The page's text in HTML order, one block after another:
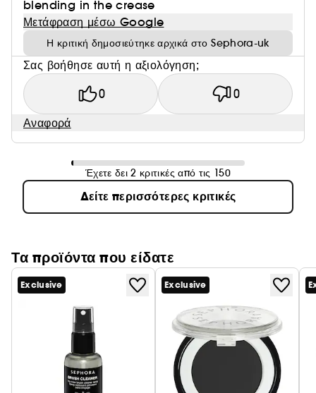
blending in the crease
Μετάφραση μέσω Google
Η κριτική δημοσιεύτηκε αρχικά στο Sephora-uk
Σας βοήθησε αυτή η αξιολόγηση;
0 0
Αναφορά
Έχετε δει 2 κριτικές από τις 150
Δείτε περισσότερες κριτικές
Τα προϊόντα που είδατε
Exclusive Exclusive